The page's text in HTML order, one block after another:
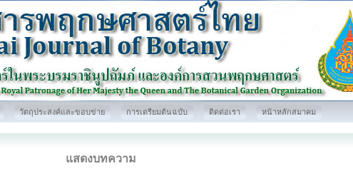
วัตถุประสงค์และขอบข่าย การเตรียมต้นฉบับ ติดต่อเรา หน้าหลักสมาคม
แสดงบทความ